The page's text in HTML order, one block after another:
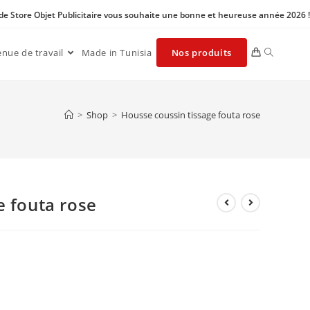
Store Objet Publicitaire vous souhaite une bonne et heureuse année 2026 !
de travail Made in Tunisia Nos produits
> Shop > Housse coussin tissage fouta rose
fouta rose